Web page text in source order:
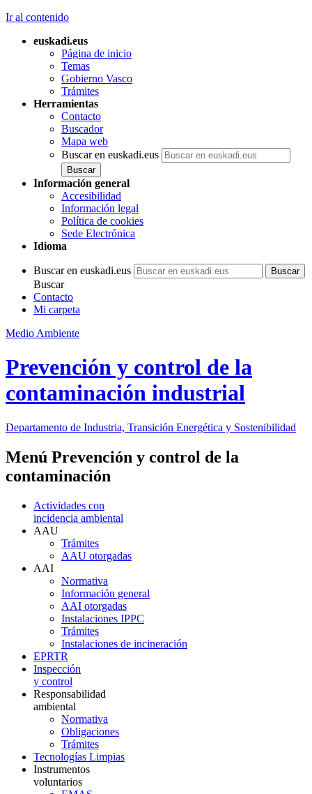
Ir al contenido
euskadi.eus
Página de inicio
Temas
Gobierno Vasco
Trámites
Herramientas
Contacto
Buscador
Mapa web
Buscar en euskadi.eus
Información general
Accesibilidad
Información legal
Política de cookies
Sede Electrónica
Idioma
Buscar en euskadi.eus
Buscar
Contacto
Mi carpeta
Medio Ambiente
Prevención y control de la
contaminación industrial
Departamento de Industria, Transición Energética y Sostenibilidad
Menú Prevención y control de la
contaminación
Actividades con
incidencia ambiental
AAU
Trámites
AAU otorgadas
AAI
Normativa
Información general
AAI otorgadas
Instalaciones IPPC
Trámites
Instalaciones de incineración
EPRTR
Inspección
y control
Responsabilidad
ambiental
Normativa
Obligaciones
Trámites
Tecnologías Limpias
Instrumentos
voluntarios